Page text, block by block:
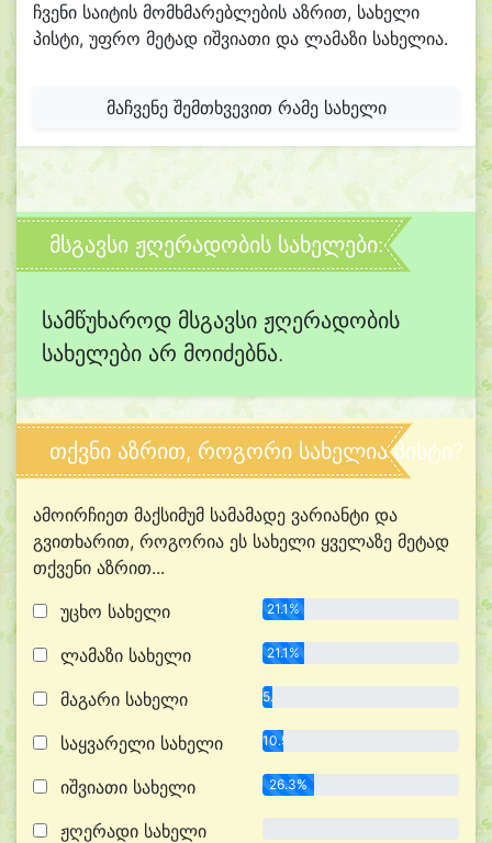
ჩვენი საიტის მომხმარებლების აზრით, სახელი
პისტი, უფრო მეტად იშვიათი და ლამაზი სახელია.
მაჩვენე შემთხვევით რამე სახელი
მსგავსი ჟღერადობის სახელები:
სამწუხაროდ მსგავსი ჟღერადობის
სახელები არ მოიძებნა.
თქვნი აზრით, როგორი სახელია პისტი?
ამოირჩიეთ მაქსიმუმ სამამადე ვარიანტი და
გვითხარით, როგორია ეს სახელი ყველაზე მეტად
თქვენი აზრით...
უცხო სახელი
21.1%
ლამაზი სახელი 21.1%
მაგარი სახელი 5.3%
საყვარელი სახელი 10.5%
იშვიათი სახელი 26.3%
ჟღერადი სახელი